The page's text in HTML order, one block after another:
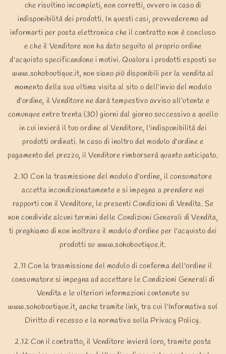
che risultino incompleti, non corretti, ovvero in caso di
indisponibilità dei prodotti. In questi casi, provvederemo ad
informarti per posta elettronica che il contratto non è concluso
e che il Venditore non ha dato seguito al proprio ordine
d'acquisto specificandone i motivi. Qualora i prodotti esposti su
www.sohoboutique.it, non siano più disponibili per la vendita al
momento della sua ultima visita al sito o dell'invio del modulo
d'ordine, il Venditore ne darà tempestivo avviso all’utente e
comunque entro trenta (30) giorni dal giorno successivo a quello
in cui invierà il tuo ordine al Venditore, l'indisponibilità dei
prodotti ordinati. In caso di inoltro del modulo d'ordine e
pagamento del prezzo, il Venditore rimborserà quanto anticipato.
2.10 Con la trasmissione del modulo d'ordine, il consumatore
accetta incondizionatamente e si impegna a prendere nei
rapporti con il Venditore, le presenti Condizioni di Vendita. Se
non condivide alcuni termini delle Condizioni Generali di Vendita,
ti preghiamo di non inoltrare il modulo d'ordine per l'acquisto dei
prodotti su www.sohoboutique.it.
2.11 Con la trasmissione del modulo di conferma dell'ordine il
consumatore si impegna ad accettare le Condizioni Generali di
Vendita e le ulteriori informazioni contenute su
www.sohoboutique.it, anche tramite link, tra cui l'Informativa sul
Diritto di recesso e la normativa sulla Privacy Policy.
2.12 Con il contratto, il Venditore invierà loro, tramite posta